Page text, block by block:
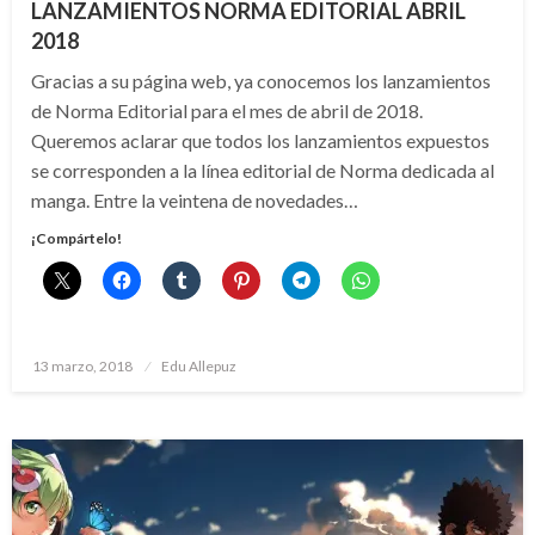
LANZAMIENTOS NORMA EDITORIAL ABRIL
2018
Gracias a su página web, ya conocemos los lanzamientos
de Norma Editorial para el mes de abril de 2018.
Queremos aclarar que todos los lanzamientos expuestos
se corresponden a la línea editorial de Norma dedicada al
manga. Entre la veintena de novedades…
¡Compártelo!
Publicado
13 marzo, 2018 Edu Allepuz